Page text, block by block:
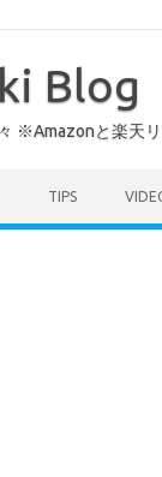
Blog
※Amazonと楽天
TIPS